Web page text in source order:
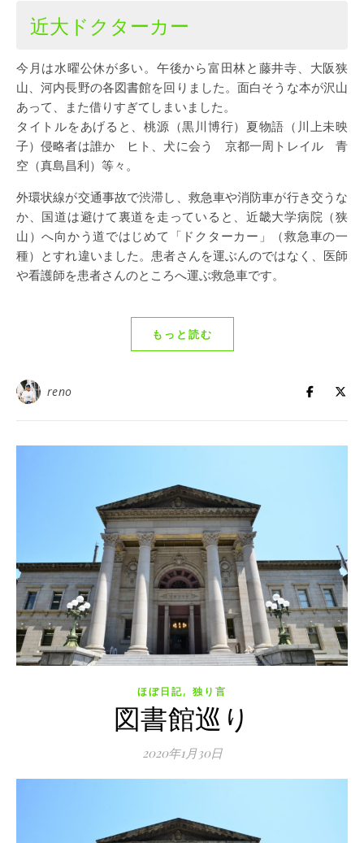
近大ドクターカー
今月は水曜公休が多い。午後から富田林と藤井寺、大阪狭
山、河内長野の各図書館を回りました。面白そうな本が沢山
あって、また借りすぎてしまいました。
タイトルをあげると、桃源（黒川博行）夏物語（川上未映
子）侵略者は誰か ヒト、犬に会う 京都一周トレイル 青
空（真島昌利）等々。
外環状線が交通事故で渋滞し、救急車や消防車が行き交うな
か、国道は避けて裏道を走っていると、近畿大学病院（狭
山）へ向かう道ではじめて「ドクターカー」（救急車の一
種）とすれ違いました。患者さんを運ぶんのではなく、医師
や看護師を患者さんのところへ運ぶ救急車です。
もっと読む
reno
ほぼ日記, 独り言
図書館巡り
2020年1月30日